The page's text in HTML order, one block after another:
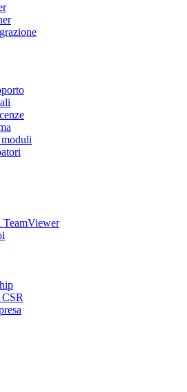
TeamViewer